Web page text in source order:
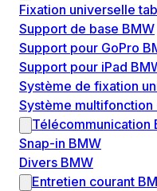
Fixation universelle
Support de base BMW
Support pour GoPro
Support pour iPad
Système de fixation
Système
Télécommunication
Snap-in BMW
Divers BMW
Entretien courant